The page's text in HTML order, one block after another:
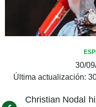
30/
Última actualización:
Christian Nodal